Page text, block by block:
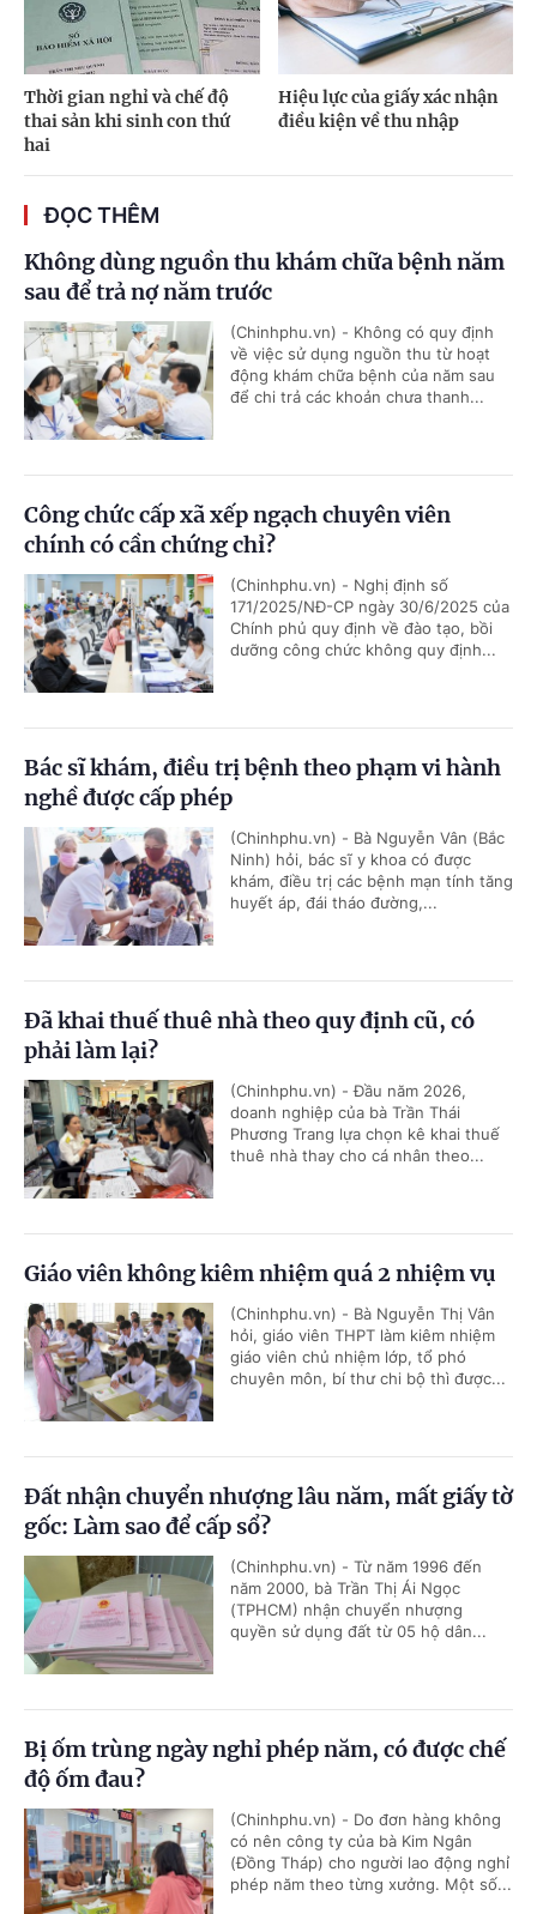
Thời gian nghỉ và chế độ
thai sản khi sinh con thứ
hai
Hiệu lực của giấy xác nhận
điều kiện về thu nhập
ĐỌC THÊM
Không dùng nguồn thu khám chữa bệnh năm
sau để trả nợ năm trước
(Chinhphu.vn) - Không có quy định
về việc sử dụng nguồn thu từ hoạt
động khám chữa bệnh của năm sau
để chi trả các khoản chưa thanh...
Công chức cấp xã xếp ngạch chuyên viên
chính có cần chứng chỉ?
(Chinhphu.vn) - Nghị định số
171/2025/NĐ-CP ngày 30/6/2025 của
Chính phủ quy định về đào tạo, bồi
dưỡng công chức không quy định...
Bác sĩ khám, điều trị bệnh theo phạm vi hành
nghề được cấp phép
(Chinhphu.vn) - Bà Nguyễn Vân (Bắc
Ninh) hỏi, bác sĩ y khoa có được
khám, điều trị các bệnh mạn tính tăng
huyết áp, đái tháo đường,...
Đã khai thuế thuê nhà theo quy định cũ, có
phải làm lại?
(Chinhphu.vn) - Đầu năm 2026,
doanh nghiệp của bà Trần Thái
Phương Trang lựa chọn kê khai thuế
thuê nhà thay cho cá nhân theo...
Giáo viên không kiêm nhiệm quá 2 nhiệm vụ
(Chinhphu.vn) - Bà Nguyễn Thị Vân
hỏi, giáo viên THPT làm kiêm nhiệm
giáo viên chủ nhiệm lớp, tổ phó
chuyên môn, bí thư chi bộ thì được...
Đất nhận chuyển nhượng lâu năm, mất giấy tờ
gốc: Làm sao để cấp sổ?
(Chinhphu.vn) - Từ năm 1996 đến
năm 2000, bà Trần Thị Ái Ngọc
(TPHCM) nhận chuyển nhượng
quyền sử dụng đất từ 05 hộ dân...
Bị ốm trùng ngày nghỉ phép năm, có được chế
độ ốm đau?
(Chinhphu.vn) - Do đơn hàng không
có nên công ty của bà Kim Ngân
(Đồng Tháp) cho người lao động nghỉ
phép năm theo từng xưởng. Một số...